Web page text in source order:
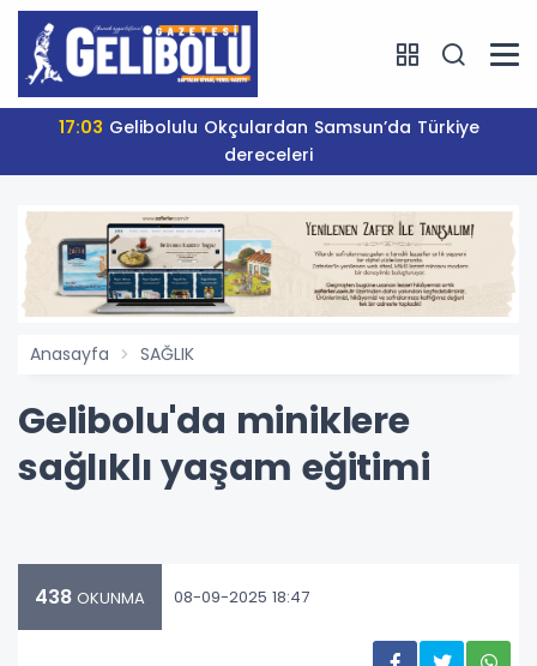
17:03
dereceleri
Anasayfa SAĞLIK
Gelibolu'da miniklere
sağlıklı yaşam eğitimi
438 OKUNMA 08-09-2025 18:47